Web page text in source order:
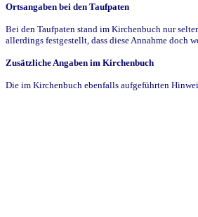
Ortsangaben bei den Taufpaten
Bei den Taufpaten stand im Kirchenbuch nur
allerdings festgestellt, dass diese Annahme doch
Zusätzliche Angaben im Kirchenbuch
Die im Kirchenbuch ebenfalls aufgeführten